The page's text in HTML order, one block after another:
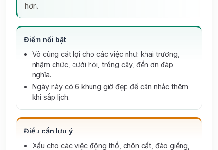
hơn.
Điểm nổi bật
Vô cùng cát lợi cho các việc như: khai trương,
nhậm chức, cưới hỏi, trồng cây, đền ơn đáp
nghĩa.
Ngày này có 6 khung giờ đẹp để cân nhắc thêm
khi sắp lịch.
Điều cần lưu ý
Xấu cho các việc động thổ, chôn cất, đào giếng,